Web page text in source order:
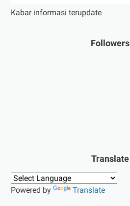
Kabar informasi terupdate
Followers
Translate
Powered by Translate